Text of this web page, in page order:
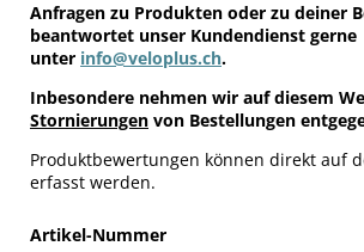
Anfragen zu Produkten oder zu deiner
beantwortet unser Kundendienst gerne
unter info@veloplus.ch.
Inbesondere nehmen wir auf diesem
Stornierungen von Bestellungen
Produktbewertungen können direkt auf
erfasst werden.
Artikel-Nummer